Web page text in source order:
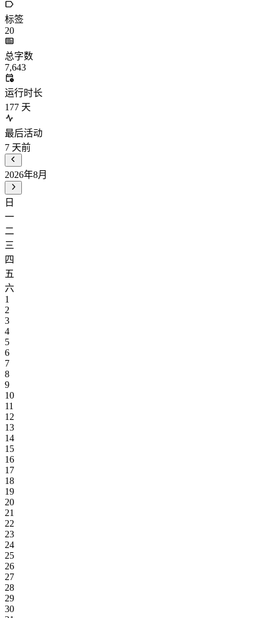
标签
20
总字数
7,643
运行时长
177 天
最后活动
7 天前
2026年8月
日
一
二
三
四
五
六
1
2
3
4
5
6
7
8
9
10
11
12
13
14
15
16
17
18
19
20
21
22
23
24
25
26
27
28
29
30